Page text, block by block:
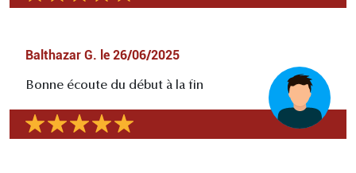
Balthazar G. le 26/06/2025
Bonne écoute du début à la fin